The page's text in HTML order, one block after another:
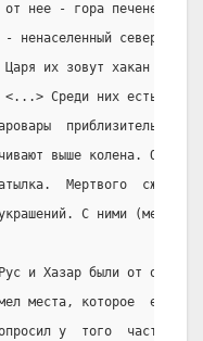
нее - гора печенегов,
ненаселенный север.
их зовут хакан
Среди них есть
приблизительно
выше колена. Они
Мертвого  сжигают
С ними
и Хазар были от одной
места, которое  ему
у  того  часть